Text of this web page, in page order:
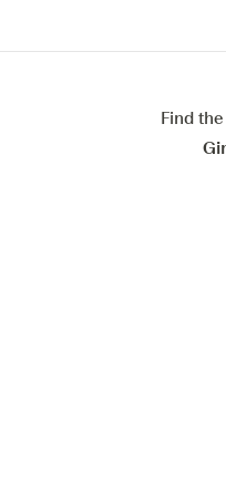
Find the
Alles weigeren